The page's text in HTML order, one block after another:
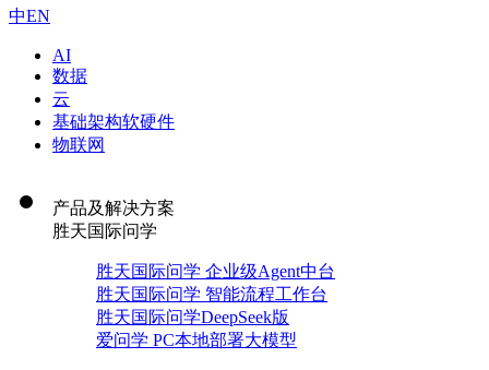
中EN
AI
数据
云
基础架构软硬件
物联网
产品及解决方案
胜天国际问学
胜天国际问学 企业级Agent中台
胜天国际问学 智能流程工作台
胜天国际问学DeepSeek版
爱问学 PC本地部署大模型